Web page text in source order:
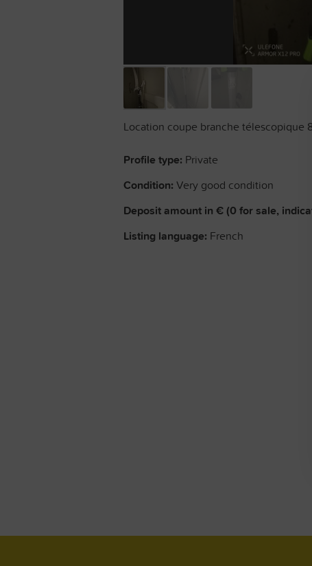
Location coupe branche télescopique
Profile type: Private
Condition: Very good condition
Deposit amount in € (0 for sale,
Listing language: French